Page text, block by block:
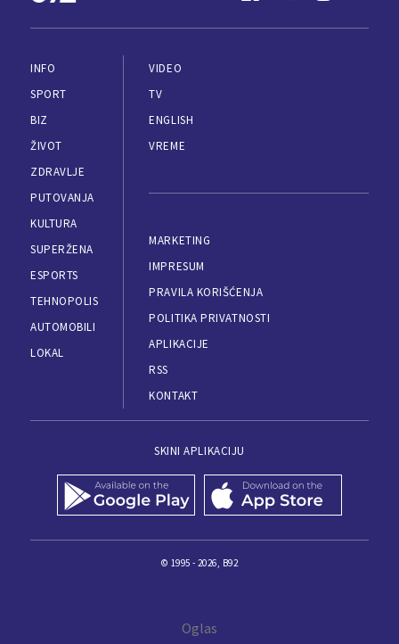
INFO
SPORT
BIZ
ŽIVOT
ZDRAVLJE
PUTOVANJA
KULTURA
SUPERŽENA
ESPORTS
TEHNOPOLIS
AUTOMOBILI
LOKAL
VIDEO
TV
ENGLISH
VREME
MARKETING
IMPRESUM
PRAVILA KORIŠĆENJA
POLITIKA PRIVATNOSTI
APLIKACIJE
RSS
KONTAKT
SKINI APLIKACIJU
© 1995 - 2026, B92